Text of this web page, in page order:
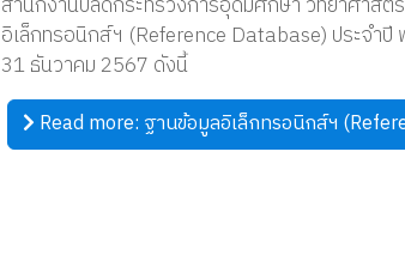
อิเล็กทรอนิกส์ฯ (Reference Database) ประจำปี
31 ธันวาคม 2567 ดังนี้
Read more: ฐานข้อมูลอิเล็กทรอนิกส์ฯ